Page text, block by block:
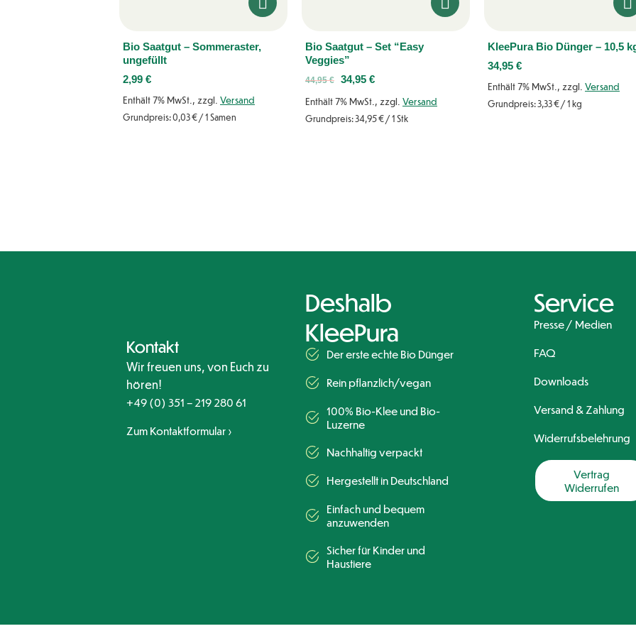
Bio Saatgut – Sommeraster,
ungefüllt
2,99 €
Enthält 7% MwSt., zzgl. Versand
Grundpreis:0,03€/ 1 Samen
Bio Saatgut – Set “Easy
Veggies”
44,95€ 34,95 €
Enthält 7% MwSt., zzgl. Versand
Grundpreis:34,95€/ 1 Stk
KleePura Bio Dünger – 10,5
34,95 €
Enthält 7% MwSt., zzgl. Versand
Grundpreis:3,33€/ 1 kg
Kontakt
Wir freuen uns, von Euch zu
hören!
+49 (0) 351 – 219 280 61
Zum Kontaktformular ›
Deshalb
KleePura
Der erste echte Bio Dünger
Rein pflanzlich/vegan
100% Bio-Klee und Bio-
Luzerne
Nachhaltig verpackt
Hergestellt in Deutschland
Einfach und bequem
anzuwenden
Sicher für Kinder und
Haustiere
Service
Presse / Medien
FAQ
Downloads
Versand & Zahlung
Widerrufsbelehrung
Vertrag
Widerrufen